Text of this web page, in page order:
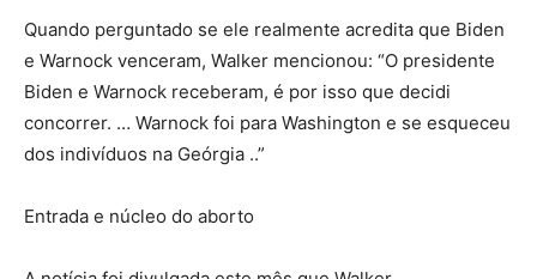
Quando perguntado se ele realmente acredita que Biden
e Warnock venceram, Walker mencionou: “O presidente
Biden e Warnock receberam, é por isso que decidi
concorrer. … Warnock foi para Washington e se esqueceu
dos indivíduos na Geórgia ..”
Entrada e núcleo do aborto